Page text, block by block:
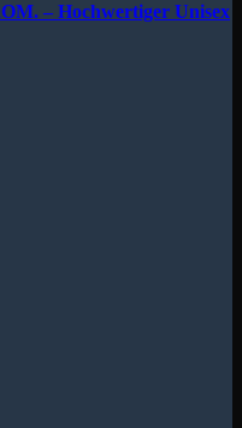
– Hochwertiger Unisex